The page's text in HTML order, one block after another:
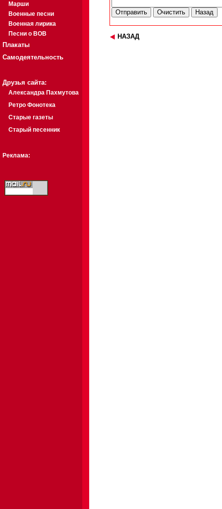
Марши
Военные песни
Военная лирика
Песни о ВОВ
Плакаты
Самодеятельность
Друзья сайта:
Александра Пахмутова
Ретро Фонотека
Старые газеты
Старый песенник
Реклама:
НАЗАД